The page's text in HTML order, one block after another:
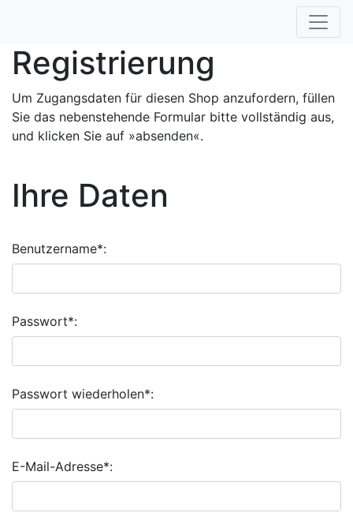
Registrierung
Um Zugangsdaten für diesen Shop anzufordern, füllen
Sie das nebenstehende Formular bitte vollständig aus,
und klicken Sie auf »absenden«.
Ihre Daten
Benutzername*:
Passwort*:
Passwort wiederholen*:
E-Mail-Adresse*: